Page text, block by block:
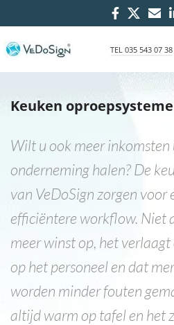
TEL 035 543 07 38
Keuken
Wilt u ook meer
onderneming halen? De
van VeDoSign zorgen voor
efficiëntere workflow. Niet
meer winst op, het
op het personeel en dat
worden minder fouten
altijd warm op tafel en het